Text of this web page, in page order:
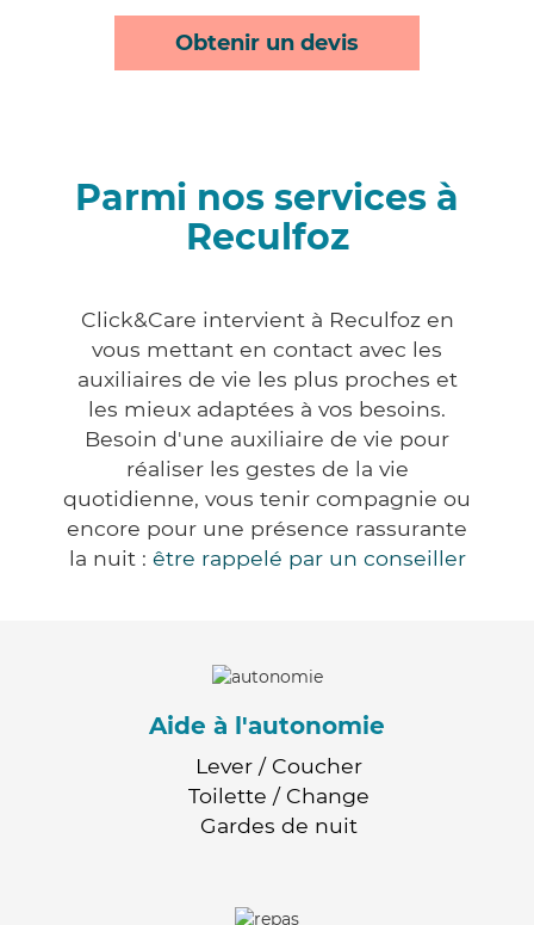
Obtenir un devis
Parmi nos services à
Reculfoz
Click&Care intervient à Reculfoz en
vous mettant en contact avec les
auxiliaires de vie les plus proches et
les mieux adaptées à vos besoins.
Besoin d'une auxiliaire de vie pour
réaliser les gestes de la vie
quotidienne, vous tenir compagnie ou
encore pour une présence rassurante
la nuit : être rappelé par un conseiller
Aide à l'autonomie
Lever / Coucher
Toilette / Change
Gardes de nuit